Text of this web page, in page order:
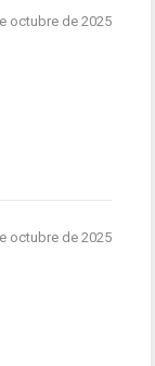
octubre de 2025
octubre de 2025